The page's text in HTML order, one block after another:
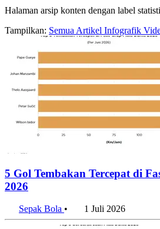
Halaman arsip konten dengan label
Tampilkan: Semua Artikel Infografik
5 Gol Tembakan Tercepat di
2026
Sepak Bola • 1 Juli 2026